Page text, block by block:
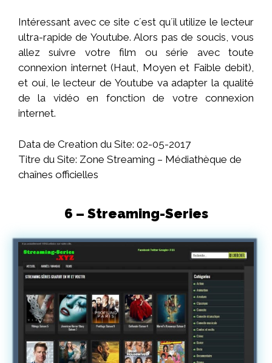
Intéressant avec ce site c´est qu´il utilize le lecteur
ultra-rapide de Youtube. Alors pas de soucis, vous
allez suivre votre film ou série avec toute
connexion internet (Haut, Moyen et Faible debit),
et oui, le lecteur de Youtube va adapter la qualité
de la vidéo en fonction de votre connexion
internet.
Data de Creation du Site: 02-05-2017
Titre du Site: Zone Streaming – Médiathèque de
chaînes officielles
6 – Streaming-Series